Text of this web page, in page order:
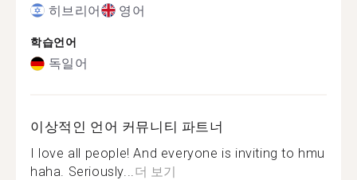
히브리어 영어
학습언어
독일어
이상적인 언어 커뮤니티 파트너
I love all people! And everyone is inviting to hmu
haha. Seriously...더 보기